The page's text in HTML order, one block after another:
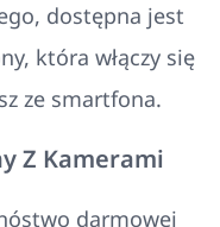
dostępna jest
która włączy się
ze smartfona.
Z Kamerami
darmowej